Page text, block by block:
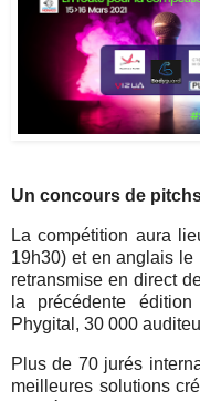
Un concours de
La compétition aura
19h30) et en anglais
retransmise en direct
la précédente
Phygital, 30 000
Plus de 70 jurés
meilleures solutions